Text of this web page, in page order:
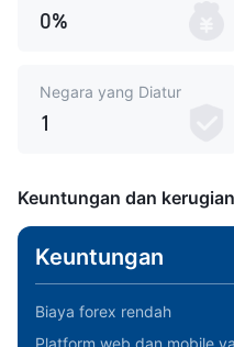
0%
Negara yang Diatur
1
Keuntungan dan kerugian
Keuntungan
Biaya forex rendah
Platform web dan mobile